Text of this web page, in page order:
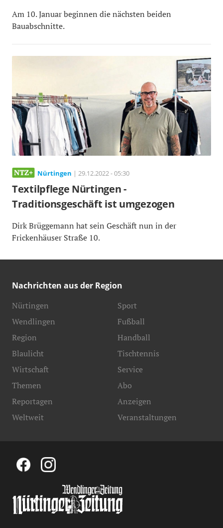
Am 10. Januar beginnen die nächsten beiden
Bauabschnitte.
Nürtingen | 29.12.2022 - 05:30
Textilpflege Nürtingen -
Traditionsgeschäft ist umgezogen
Dirk Brüggemann hat sein Geschäft nun in der
Frickenhäuser Straße 10.
Nachrichten aus der Region
Nürtingen
Wendlingen
Region
Blaulicht
Sport
Fußball
Handball
Tischtennis
Wirtschaft
Themen
Reportagen
Weltweit
Service
Abo
Anzeigen
Veranstaltungen